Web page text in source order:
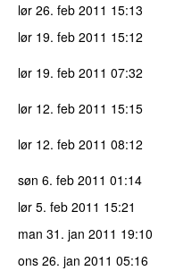
lør 26. feb 2011 15:13
lør 19. feb 2011 15:12
lør 19. feb 2011 07:32
lør 12. feb 2011 15:15
lør 12. feb 2011 08:12
søn 6. feb 2011 01:14
lør 5. feb 2011 15:21
man 31. jan 2011 19:10
ons 26. jan 2011 05:16